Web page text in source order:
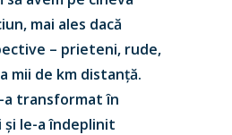
mai ales dacă
– prieteni, rude,
mii de km distanță.
a transformat în
le-a îndeplinit